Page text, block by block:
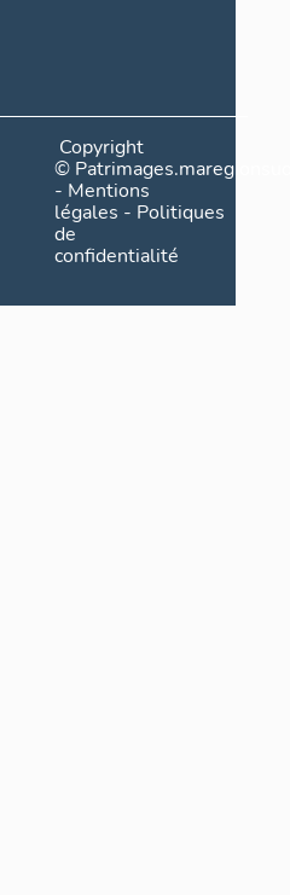
Copyright
©
- Mentions
légales - Politiques
de
confidentialité